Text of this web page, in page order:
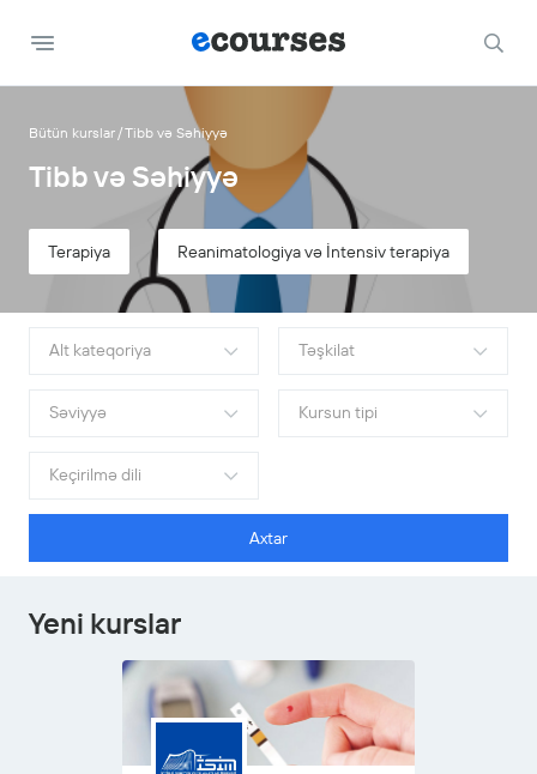
Bütün kurslar Tibb və Səhiyyə
Tibb və Səhiyyə
Terapiya Reanimatologiya və İntensiv terapiya
Alt kateqoriya Təşkilat
Səviyyə Kursun tipi
Keçirilmə dili
Axtar
Yeni kurslar